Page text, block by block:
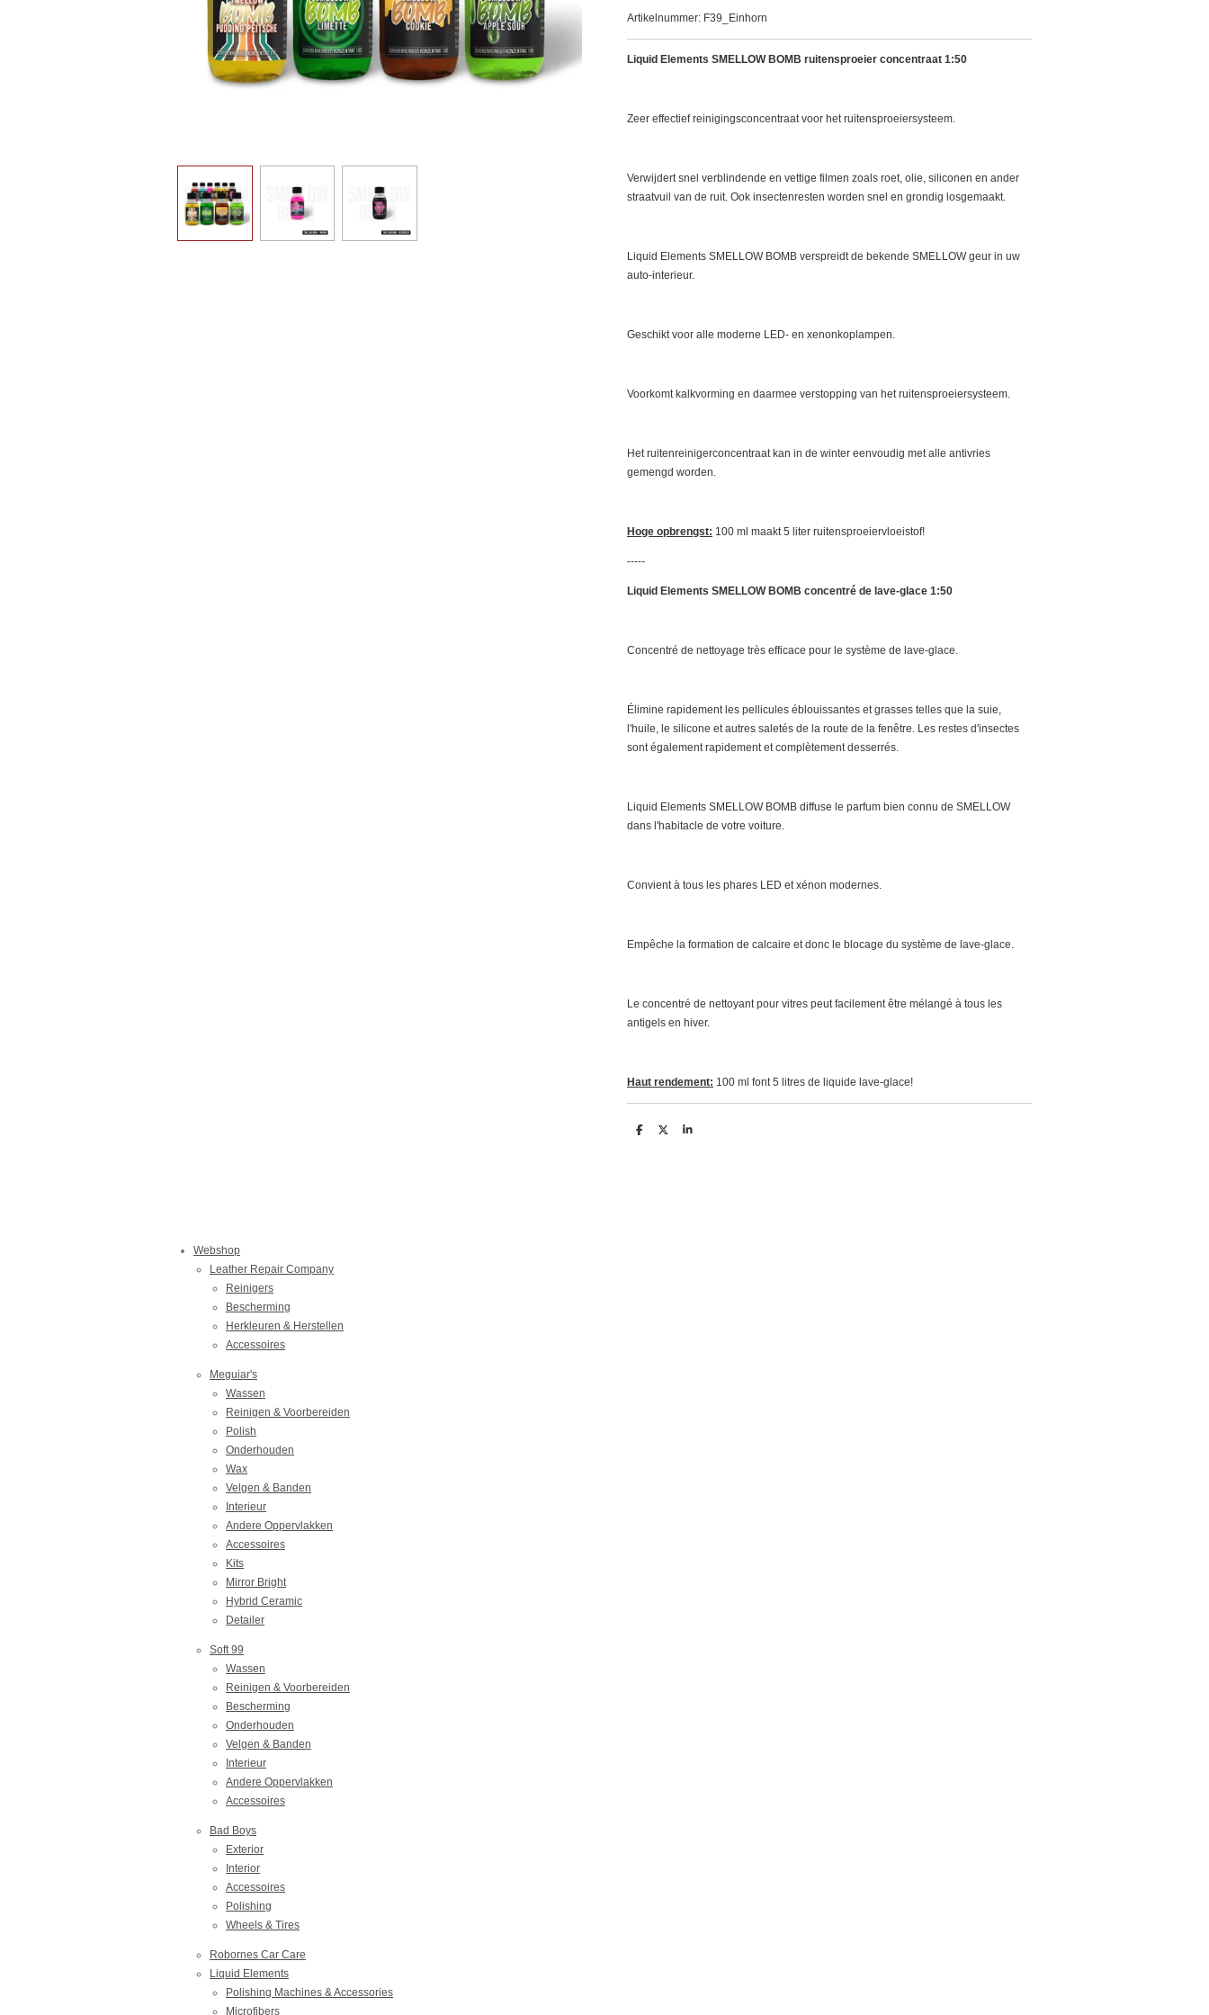
Artikelnummer: F39_Einhorn
Liquid Elements SMELLOW BOMB ruitensproeier concentraat 1:50
Zeer effectief reinigingsconcentraat voor het ruitensproeiersysteem.
Verwijdert snel verblindende en vettige filmen zoals roet, olie, siliconen en ander
straatvuil van de ruit. Ook insectenresten worden snel en grondig losgemaakt.
Liquid Elements SMELLOW BOMB verspreidt de bekende SMELLOW geur in uw
auto-interieur.
Geschikt voor alle moderne LED- en xenonkoplampen.
Voorkomt kalkvorming en daarmee verstopping van het ruitensproeiersysteem.
Het ruitenreinigerconcentraat kan in de winter eenvoudig met alle antivries
gemengd worden.
Hoge opbrengst: 100 ml maakt 5 liter ruitensproeiervloeistof!
-----
Liquid Elements SMELLOW BOMB concentré de lave-glace 1:50
Concentré de nettoyage très efficace pour le système de lave-glace.
Élimine rapidement les pellicules éblouissantes et grasses telles que la suie,
l'huile, le silicone et autres saletés de la route de la fenêtre. Les restes d'insectes
sont également rapidement et complètement desserrés.
Liquid Elements SMELLOW BOMB diffuse le parfum bien connu de SMELLOW
dans l'habitacle de votre voiture.
Convient à tous les phares LED et xénon modernes.
Empêche la formation de calcaire et donc le blocage du système de lave-glace.
Le concentré de nettoyant pour vitres peut facilement être mélangé à tous les
antigels en hiver.
Haut rendement: 100 ml font 5 litres de liquide lave-glace!
D
D
S
Webshop
Leather Repair Company
Reinigers
Bescherming
Herkleuren & Herstellen
Accessoires
Meguiar's
Wassen
Reinigen & Voorbereiden
Polish
Onderhouden
Wax
Velgen & Banden
Interieur
Andere Oppervlakken
Accessoires
Kits
Mirror Bright
Hybrid Ceramic
Detailer
Soft 99
Wassen
Reinigen & Voorbereiden
Bescherming
Onderhouden
Velgen & Banden
Interieur
Andere Oppervlakken
Accessoires
Bad Boys
Exterior
Interior
Accessoires
Polishing
Wheels & Tires
Robornes Car Care
Liquid Elements
Polishing Machines & Accessories
Microfibers